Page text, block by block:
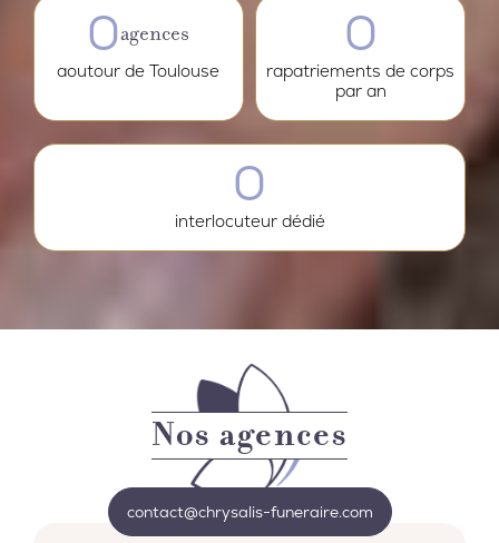
0agences
aoutour de Toulouse
0
rapatriements de corps
par an
0
interlocuteur dédié
Nos agences
contact@chrysalis-funeraire.com